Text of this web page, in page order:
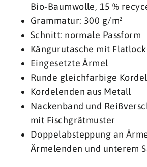
Bio-Baumwolle, 15 %
Grammatur: 300 g/m²
Schnitt: normale Passform
Kängurutasche mit
Eingesetzte Ärmel
Runde gleichfarbige Kordel
Kordelenden aus Metall
Nackenband und
mit Fischgrätmuster
Doppelabsteppung an
Ärmelenden und unterem